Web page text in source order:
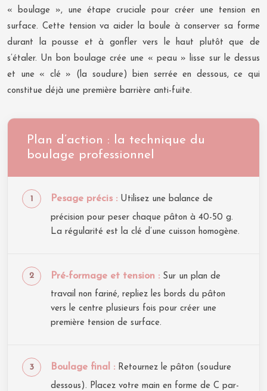
« boulage », une étape cruciale pour créer une tension en
surface. Cette tension va aider la boule à conserver sa forme
durant la pousse et à gonfler vers le haut plutôt que de
s’étaler. Un bon boulage crée une « peau » lisse sur le dessus
et une « clé » (la soudure) bien serrée en dessous, ce qui
constitue déjà une première barrière anti-fuite.
Plan d’action : la technique du
boulage professionnel
Pesage précis : Utilisez une balance de
précision pour peser chaque pâton à 40-50 g.
La régularité est la clé d’une cuisson homogène.
Pré-formage et tension : Sur un plan de
travail non fariné, repliez les bords du pâton
vers le centre plusieurs fois pour créer une
première tension de surface.
Boulage final : Retournez le pâton (soudure
dessous). Placez votre main en forme de C par-